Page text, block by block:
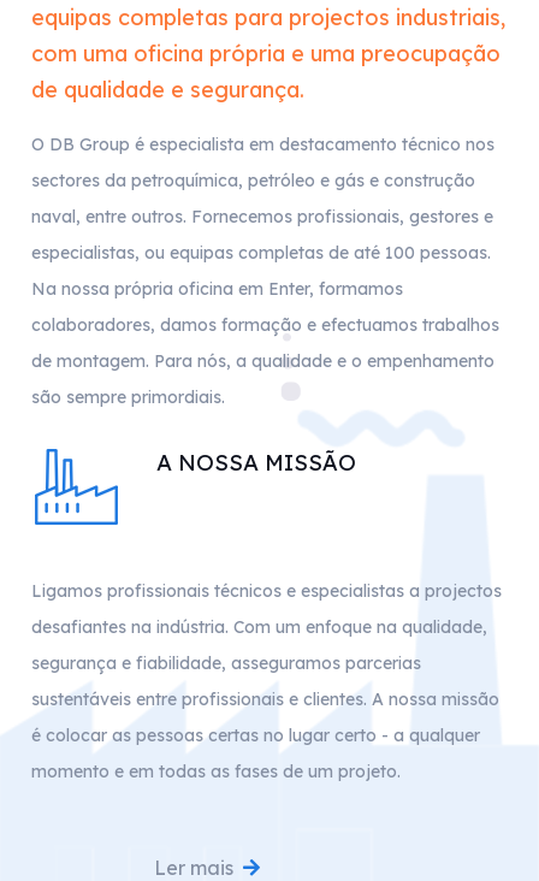
equipas completas para projectos industriais,
com uma oficina própria e uma preocupação
de qualidade e segurança.
O DB Group é especialista em destacamento técnico nos
sectores da petroquímica, petróleo e gás e construção
naval, entre outros. Fornecemos profissionais, gestores e
especialistas, ou equipas completas de até 100 pessoas.
Na nossa própria oficina em Enter, formamos
colaboradores, damos formação e efectuamos trabalhos
de montagem. Para nós, a qualidade e o empenhamento
são sempre primordiais.
A NOSSA MISSÃO
Ligamos profissionais técnicos e especialistas a projectos
desafiantes na indústria. Com um enfoque na qualidade,
segurança e fiabilidade, asseguramos parcerias
sustentáveis entre profissionais e clientes. A nossa missão
é colocar as pessoas certas no lugar certo - a qualquer
momento e em todas as fases de um projeto.
Ler mais